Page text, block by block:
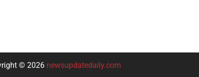
© 2026 newsupdatedaily.com